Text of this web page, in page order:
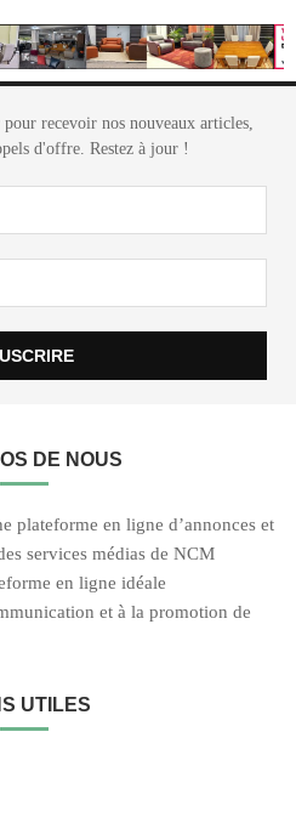
recevoir nos nouveaux articles,
d'offre. Restez à jour !
DE NOUS
plateforme en ligne d’annonces et
services médias de NCM
en ligne idéale
et à la promotion de
UTILES